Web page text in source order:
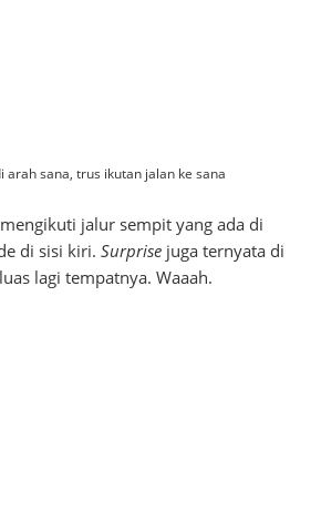
arah sana, trus ikutan jalan ke sana
jalur sempit yang ada di
di sisi kiri. Surprise juga ternyata di
lagi tempatnya. Waaah.